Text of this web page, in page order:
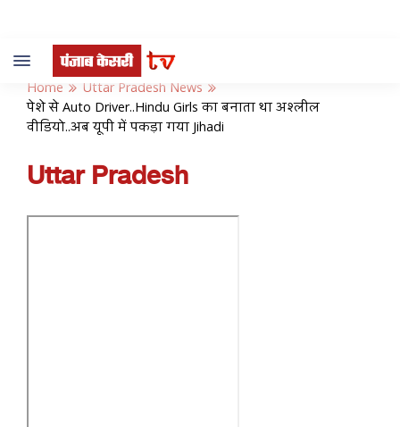
Toggle
navigation
Home
Uttar Pradesh News
पेशे से Auto Driver..Hindu Girls का बनाता था अश्लील
वीडियो..अब यूपी में पकड़ा गया Jihadi
Uttar Pradesh